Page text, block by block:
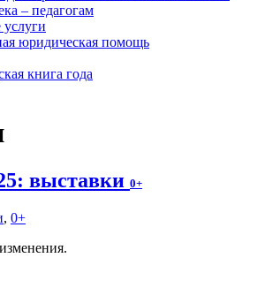
– педагогам
юридическая помощь
книга года
выставки 0+
, 0+